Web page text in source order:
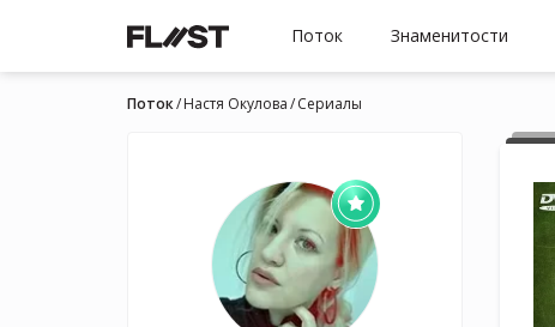
Поток Знаменитости
Поток Настя Окулова Cериалы